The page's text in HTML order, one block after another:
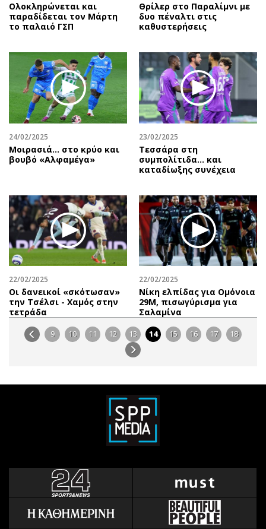
Ολοκληρώνεται και
παραδίδεται τον Μάρτη
το παλαιό ΓΣΠ
Θρίλερ στο Παραλίμνι με
δυο πέναλτι στις
καθυστερήσεις
24/02/2025
Μοιρασιά… στο κρύο και
βουβό «Αλφαμέγα»
23/02/2025
Τεσσάρα στη
συμπολίτιδα... και
καταδίωξης συνέχεια
22/02/2025
Οι δανεικοί «σκότωσαν»
την Τσέλσι - Χαμός στην
τετράδα
22/02/2025
Νίκη ελπίδας για Ομόνοια
29Μ, πισωγύρισμα για
Σαλαμίνα
9 10 11 12 13 14 15 16 17 18